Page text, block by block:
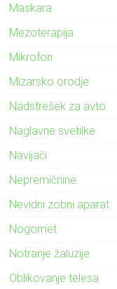
Maskara
Mezoterapija
Mikrofon
Mizarsko orodje
Nadstrešek za avto
Naglavne svetilke
Navijači
Nepremičnine
Nevidni zobni aparat
Nogomet
Notranje žaluzije
Oblikovanje telesa